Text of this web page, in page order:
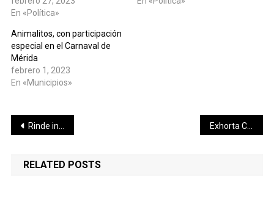
En «Política»
Animalitos, con participación
especial en el Carnaval de
Mérida
febrero 1, 2023
En «Municipios»
Navegación
de
entradas
Rinde informe ante la Máxima Tribuna la comisionada presidenta del INAIP
RELATED POSTS